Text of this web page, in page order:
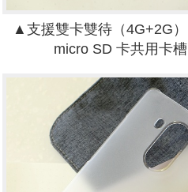
▲支援雙卡雙待（4G+2G
micro SD 卡共用卡